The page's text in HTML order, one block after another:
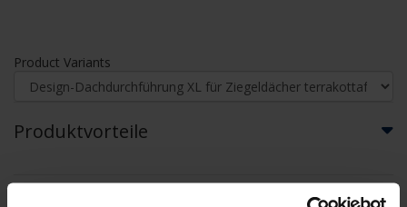
Product Variants
Produktvorteile